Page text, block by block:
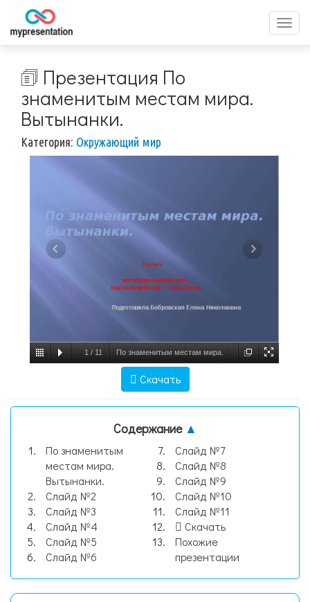
меню
🗊 Презентация По
знаменитым местам мира.
Вытынанки.
Категория: Окружающий мир
1 / 11 По знаменитым местам мира.
Скачать
Содержание ▲
По знаменитым
местам мира.
Вытынанки.
Слайд №2
Слайд №3
Слайд №4
Слайд №5
Слайд №6
Слайд №7
Слайд №8
Слайд №9
Слайд №10
Слайд №11
Скачать
Похожие
презентации